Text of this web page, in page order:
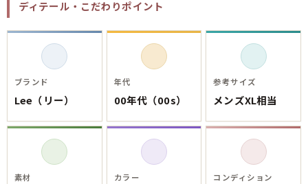
お気に入りリスト
会員登録
メルマガ登録
会社概要
店舗一覧
古着卸売
特定商取引法に基づく表示
プライバシーポリシー
ディテール・こだわりポイント
ブランド
Lee（リー）
年代
00年代（00s）
参考サイズ
メンズXL相当
素材 カラー コンディション